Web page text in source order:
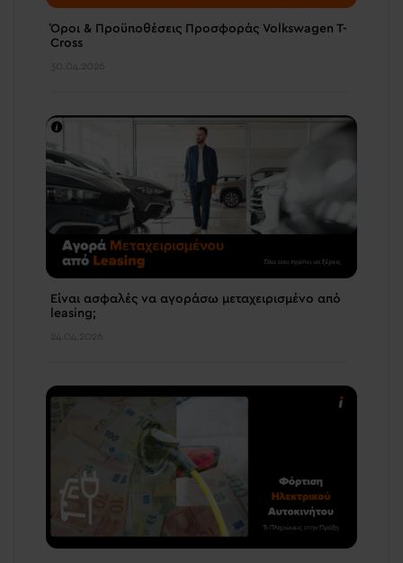
Όροι & Προϋποθέσεις Προσφοράς Volkswagen T-
Cross
30.04.2026
Είναι ασφαλές να αγοράσω μεταχειρισμένο από
leasing;
24.04.2026